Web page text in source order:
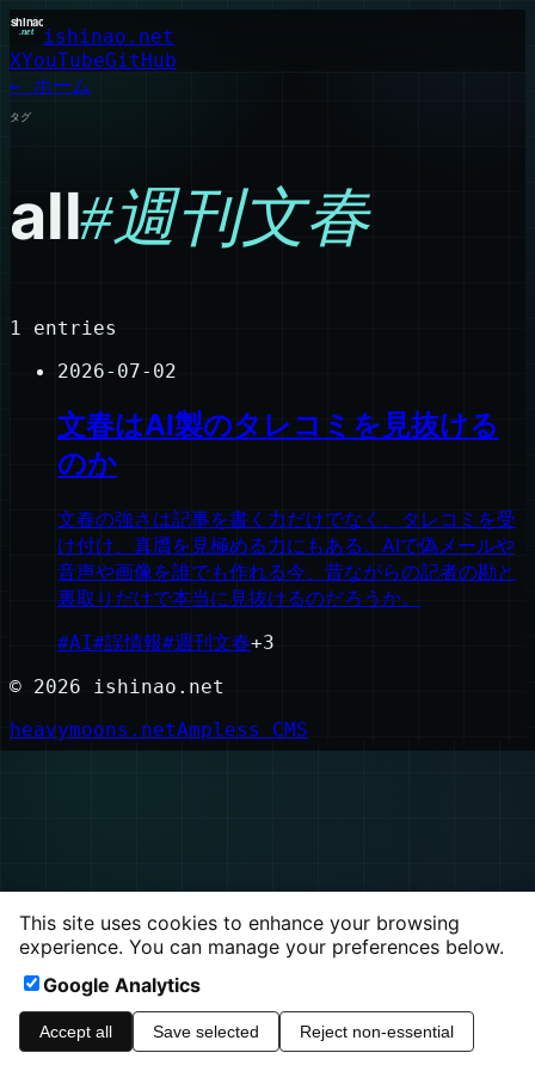
ishinao.net
XYouTubeGitHub
← ホーム
タグ
all#週刊文春
1
entries
2026-07-02
文春はAI製のタレコミを見抜ける
のか
文春の強さは記事を書く力だけでなく、タレコミを受
け付け、真贋を見極める力にもある。AIで偽メールや
音声や画像を誰でも作れる今、昔ながらの記者の勘と
裏取りだけで本当に見抜けるのだろうか。
#AI#誤情報#週刊文春+3
© 2026
ishinao.net
heavymoons.netAmpless CMS
This site uses cookies to enhance your browsing
experience. You can manage your preferences below.
Google Analytics
Accept all Save selected Reject non-essential